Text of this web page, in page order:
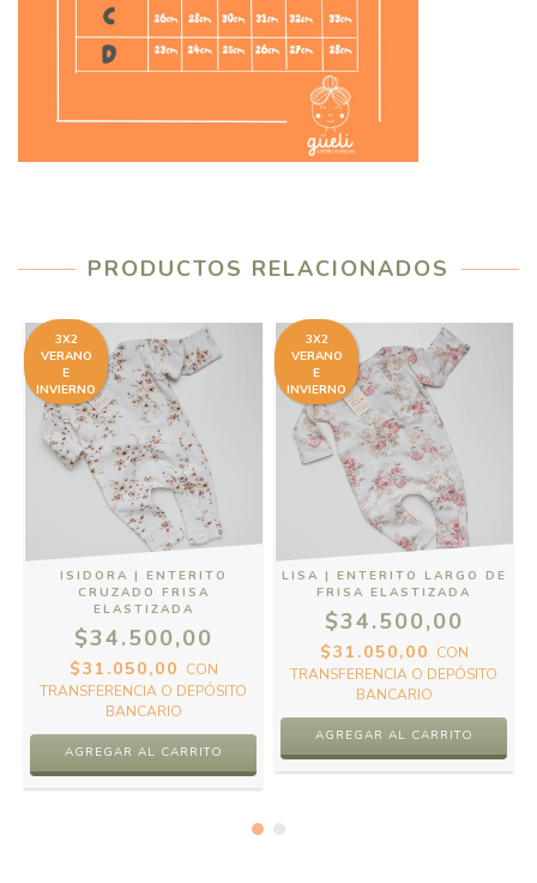
PRODUCTOS RELACIONADOS
3X2
VERANO
E
INVIERNO
ISIDORA | ENTERITO
CRUZADO FRISA
ELASTIZADA
$34.500,00
$31.050,00 CON
TRANSFERENCIA O DEPÓSITO
BANCARIO
AGREGAR AL CARRITO
3X2
VERANO
E
INVIERNO
LISA | ENTERITO LARGO DE
FRISA ELASTIZADA
$34.500,00
$31.050,00 CON
TRANSFERENCIA O DEPÓSITO
BANCARIO
AGREGAR AL CARRITO